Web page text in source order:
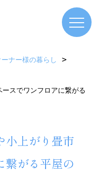
ーナー様の暮らし
スでワンフロアに繋がる
小上がり畳市
繋がる平屋の